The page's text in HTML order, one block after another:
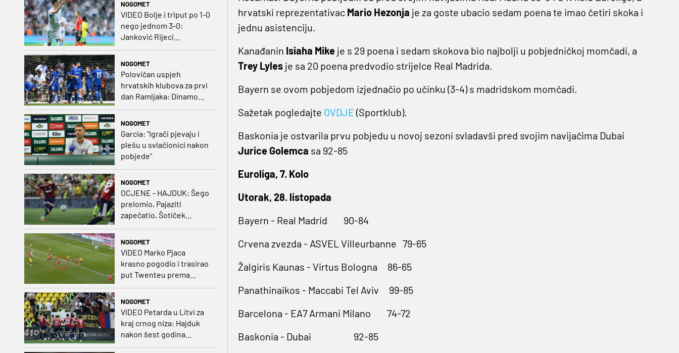
NOGOMET
VIDEO Bolje i triput po 1-0
nego jednom 3-0:
Janković Rijeci
projektilom donio slavlje
protivnika
NOGOMET
Polovičan uspjeh
hrvatskih klubova za prvi
dan Ramljaka: Dinamo
poražen od Juventusa,
NOGOMET
Garcia: "Igrači pjevaju i
plešu u svlačionici nakon
pobjede"
NOGOMET
OCJENE - HAJDUK: Šego
prelomio, Pajaziti
zapečatio, Šotiček
NOGOMET
VIDEO Marko Pjaca
krasno pogodio i trasirao
put Twenteu prema
važnoj pobjedi
NOGOMET
VIDEO Petarda u Litvi za
kraj crnog niza: Hajduk
nakon šest godina
hrvatski reprezentativac Mario Hezonja je za goste ubacio sedam poena te imao četiri skoka i
jednu asistenciju.
Kanađanin Isiaha Mikeje s 29 poena i sedam skokova bio najbolji u pobjedničkoj momčadi, a
Trey Lylesje sa 20 poena predvodio strijelce Real Madrida.
Bayern se ovom pobjedom izjednačio po učinku (3-4) s madridskom momčadi.
Sažetak pogledajte OVDJE (Sportklub).
Baskonia je ostvarila prvu pobjedu u novoj sezoni svladavši pred svojim navijačima Dubai
Jurice Golemca sa 92-85
Euroliga, 7. Kolo
Utorak, 28. listopada
Bayern - Real Madrid 90-84
Crvena zvezda - ASVEL Villeurbanne 79-65
Žalgiris Kaunas - Virtus Bologna 86-65
Panathinaikos - Maccabi Tel Aviv 99-85
Barcelona - EA7 Armani Milano 74-72
Baskonia - Dubai 92-85